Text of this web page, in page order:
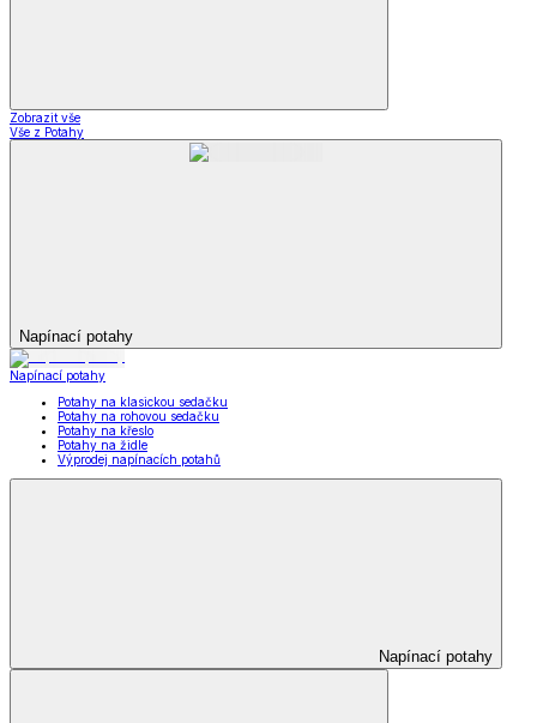
Zobrazit vše
Vše z Potahy
Napínací potahy
Napínací potahy
Potahy na klasickou sedačku
Potahy na rohovou sedačku
Potahy na křeslo
Potahy na židle
Výprodej napínacích potahů
Napínací potahy